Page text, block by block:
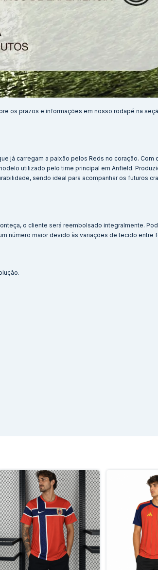
os prazos e informações em nosso rodapé na
já carregam a paixão pelos Reds no coração. Com
utilizado pelo time principal em Anfield.
sendo ideal para acompanhar os futuros
o cliente será reembolsado integralmente.
número maior devido às variações de tecido entre